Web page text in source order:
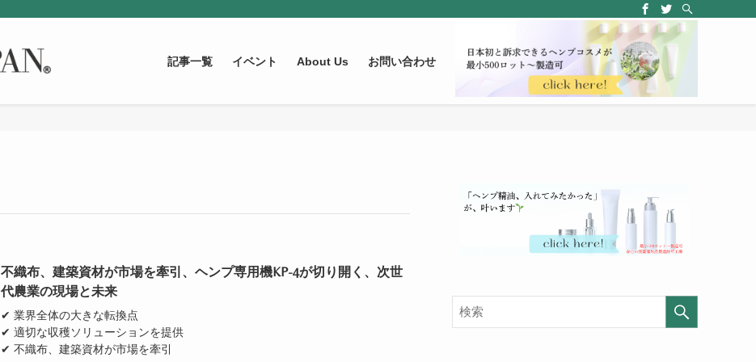
記事一覧 イベント About Us お問い合わせ
不織布、建築資材が市場を牽引、ヘンプ専用機KP-4が切り開く、次世
代農業の現場と未来
✔ 業界全体の大きな転換点
✔ 適切な収穫ソリューションを提供
✔ 不織布、建築資材が市場を牽引